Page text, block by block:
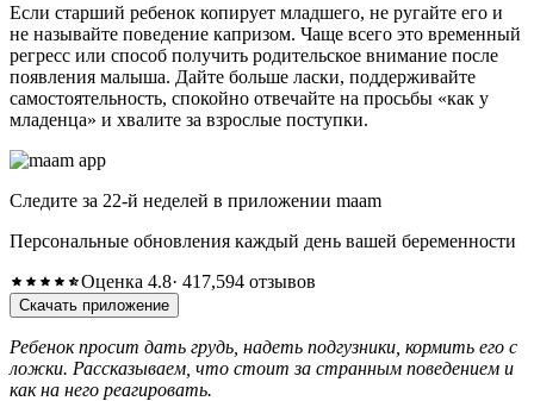
Если старший ребенок копирует младшего, не ругайте его и
не называйте поведение капризом. Чаще всего это временный
регресс или способ получить родительское внимание после
появления малыша. Дайте больше ласки, поддерживайте
самостоятельность, спокойно отвечайте на просьбы «как у
младенца» и хвалите за взрослые поступки.
Следите за 22-й неделей в приложении maam
Персональные обновления каждый день вашей беременности
Оценка 4.8· 417,594 отзывов
Скачать приложение
Ребенок просит дать грудь, надеть подгузники, кормить его с
ложки. Рассказываем, что стоит за странным поведением и
как на него реагировать.